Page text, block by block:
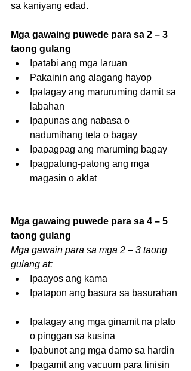
sa kaniyang edad.
Mga gawaing puwede para sa 2 – 3
taong gulang
Ipatabi ang mga laruan
Pakainin ang alagang hayop
Ipalagay ang maruruming damit sa
labahan
Ipapunas ang nabasa o
nadumihang tela o bagay
Ipapagpag ang maruming bagay
Ipagpatung-patong ang mga
magasin o aklat
Mga gawaing puwede para sa 4 – 5
taong gulang
Mga gawain para sa mga 2 – 3 taong
gulang at:
Ipaayos ang kama
Ipatapon ang basura sa basurahan
Ipalagay ang mga ginamit na plato
o pinggan sa kusina
Ipabunot ang mga damo sa hardin
Ipagamit ang vacuum para linisin